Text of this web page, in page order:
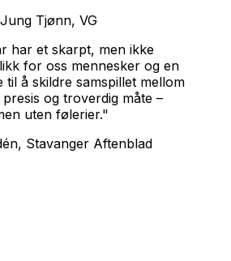
Tjønn, VG
har et skarpt, men ikke
for oss mennesker og en
til å skildre samspillet mellom
og troverdig måte –
uten følerier."
Stavanger Aftenblad